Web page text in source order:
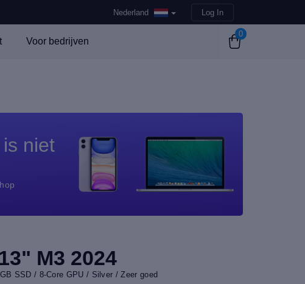
Nederland Log In
Voor bedrijven
0
niet
M3 2024
SSD / 8-Core GPU / Silver / Zeer goed